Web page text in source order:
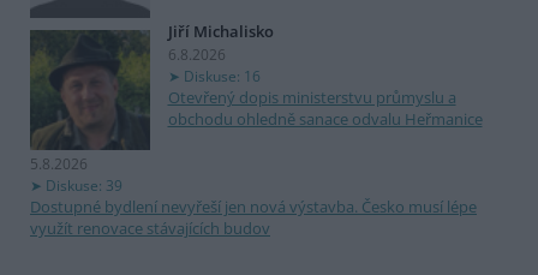
Jiří Michalisko
6.8.2026
Diskuse: 16
Otevřený dopis ministerstvu průmyslu a
obchodu ohledně sanace odvalu Heřmanice
5.8.2026
Diskuse: 39
Dostupné bydlení nevyřeší jen nová výstavba. Česko musí lépe
využít renovace stávajících budov